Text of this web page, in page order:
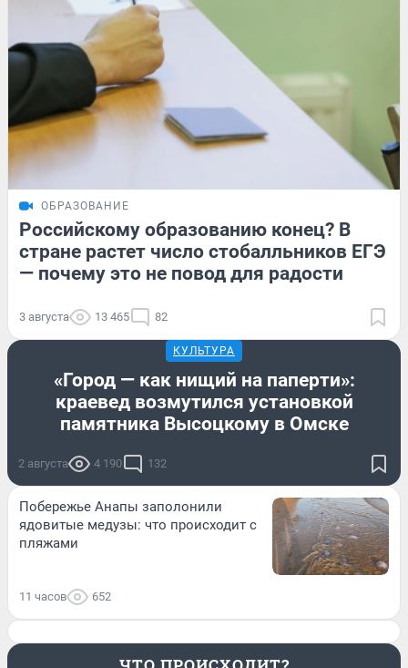
ОБРАЗОВАНИЕ
Российскому образованию конец? В
стране растет число стобалльников ЕГЭ
— почему это не повод для радости
3 августа 13 465 82
КУЛЬТУРА
«Город — как нищий на паперти»:
краевед возмутился установкой
памятника Высоцкому в Омске
2 августа 4 190 132
Побережье Анапы заполонили
ядовитые медузы: что происходит с
пляжами
11 часов 652